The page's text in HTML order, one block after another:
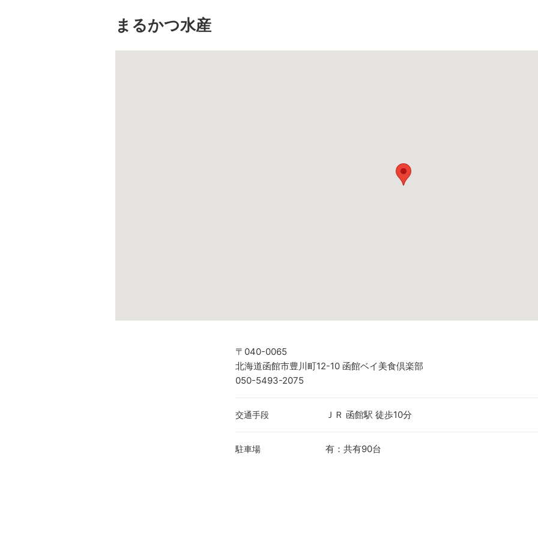
まるかつ水産
〒040-0065
北海道函館市豊川町12-10 函館ベイ美食倶楽部
050-5493-2075
交通手段 ＪＲ 函館駅 徒歩10分
駐車場 有：共有90台